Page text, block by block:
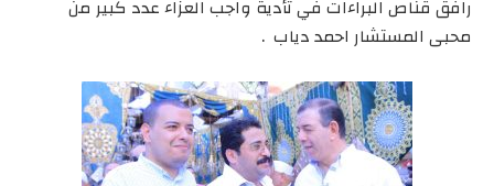
رافق قناص البراءات في تأدية واجب العزاء عدد كبير من
محبى المستشار احمد دياب .